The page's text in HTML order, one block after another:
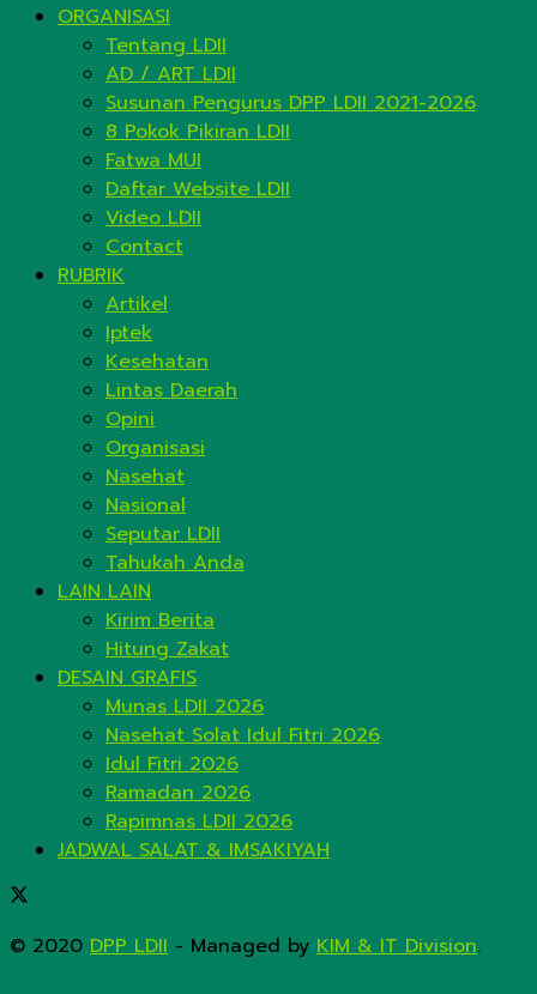
ORGANISASI
Tentang LDII
AD / ART LDII
Susunan Pengurus DPP LDII 2021-2026
8 Pokok Pikiran LDII
Fatwa MUI
Daftar Website LDII
Video LDII
Contact
RUBRIK
Artikel
Iptek
Kesehatan
Lintas Daerah
Opini
Organisasi
Nasehat
Nasional
Seputar LDII
Tahukah Anda
LAIN LAIN
Kirim Berita
Hitung Zakat
DESAIN GRAFIS
Munas LDII 2026
Nasehat Solat Idul Fitri 2026
Idul Fitri 2026
Ramadan 2026
Rapimnas LDII 2026
JADWAL SALAT & IMSAKIYAH
© 2020 DPP LDII - Managed by KIM & IT Division.